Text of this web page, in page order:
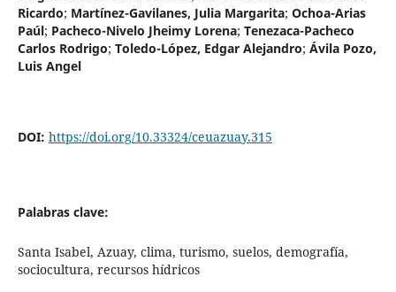
Ricardo; Martínez-Gavilanes, Julia Margarita; Ochoa-Arias
Paúl; Pacheco-Nivelo Jheimy Lorena; Tenezaca-Pacheco
Carlos Rodrigo; Toledo-López, Edgar Alejandro; Ávila Pozo,
Luis Angel
DOI: https://doi.org/10.33324/ceuazuay.315
Palabras clave:
Santa Isabel, Azuay, clima, turismo, suelos, demografía,
sociocultura, recursos hídricos